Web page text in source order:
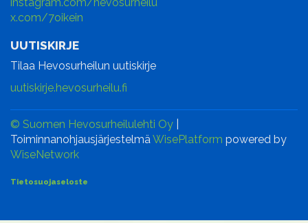
x.com/7oikein
UUTISKIRJE
Tilaa Hevosurheilun uutiskirje
uutiskirje.hevosurheilu.fi
© Suomen Hevosurheilulehti Oy
ToiminnanohjausjärjestelmäWisePlatform powered by
WiseNetwork
Tietosuojaseloste